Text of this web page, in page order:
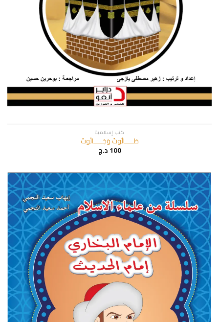
كتب إسلامية
طَــــــالُوتُ وَجَــــــالُوتُ
100د.ج